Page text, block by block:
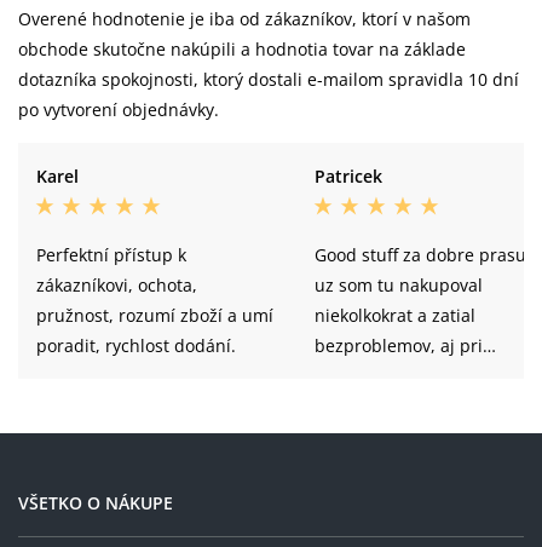
Overené hodnotenie je iba od zákazníkov, ktorí v našom
obchode skutočne nakúpili a hodnotia tovar na základe
dotazníka spokojnosti, ktorý dostali e-mailom spravidla 10 dní
po vytvorení objednávky.
Karel
Perfektní přístup k
zákazníkovi, ochota,
pružnost, rozumí zboží a umí
poradit, rychlost dodání.
Patricek
Good stuff za dobre
uz som tu nakupoval
niekolkokrat a zatial
bezproblemov, aj pri
potrebuje daco pre bike
VŠETKO O NÁKUPE